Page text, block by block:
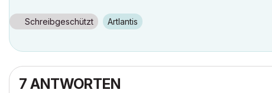
Schreibgeschützt Artlantis
7 ANTWORTEN